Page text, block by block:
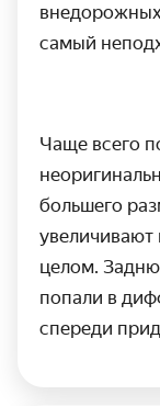
самый
Чаще всего
большего
увеличивают
целом.
попали в
спереди